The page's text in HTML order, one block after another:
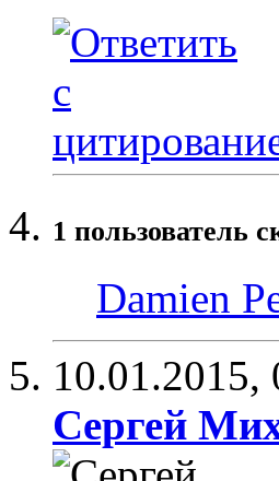
1 пользователь
Damien
10.01.2015,
Сергей